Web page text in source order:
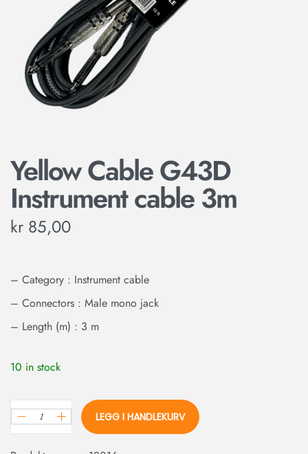
Yellow Cable G43D
Instrument cable 3m
kr 85,00
– Category : Instrument cable
– Connectors : Male mono jack
– Length (m) : 3 m
10 in stock
LEGG I HANDLEKURV